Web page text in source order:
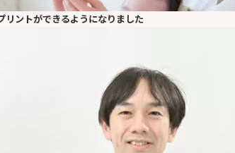
リントができるようになりました